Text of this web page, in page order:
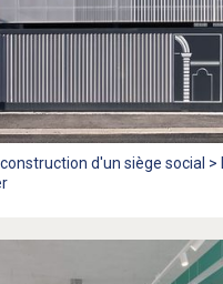
d'un siège social >